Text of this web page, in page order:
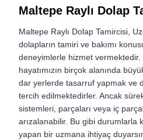
Maltepe Raylı Dolap
Maltepe Raylı Dolap Tamircisi,
dolapların tamiri ve bakımı
deneyimlerle hizmet vermektedir.
hayatımızın birçok alanında
dar yerlerde tasarruf yapmak ve
tercih edilmektedirler. Ancak
sistemleri, parçaları veya iç
arızalanabilir. Bu gibi durumlarla
yapan bir uzmana ihtiyaç